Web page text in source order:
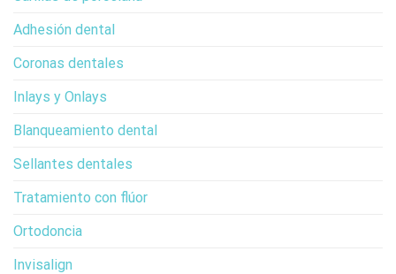
Adhesión dental
Coronas dentales
Inlays y Onlays
Blanqueamiento dental
Sellantes dentales
Tratamiento con flúor
Ortodoncia
Invisalign